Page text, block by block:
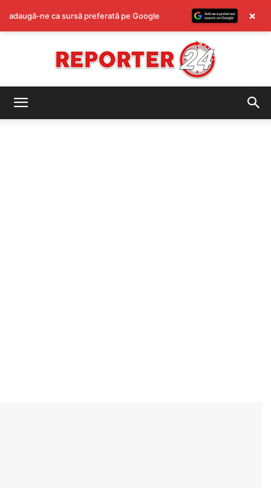
adaugă-ne ca sursă preferată pe Google ×